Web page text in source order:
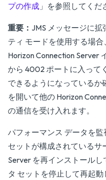
プの作成 」を参照してくだ
重要： JMS メッセージに拡
ティ モードを使用する場
Horizon Connection Server
から 4002 ポートに入って
できるようになっているか
を開いて他の Horizon
の通信を受け入れます。
パフォーマンス データを
セットが構成されているサ
Server を再インストール
タ セットを停止して再起動